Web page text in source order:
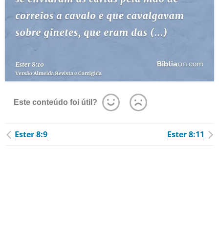
Este conteúdo foi útil?
Ester 8:9 Ester 8:11